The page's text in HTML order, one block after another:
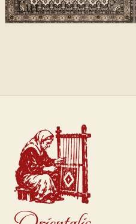
Lut